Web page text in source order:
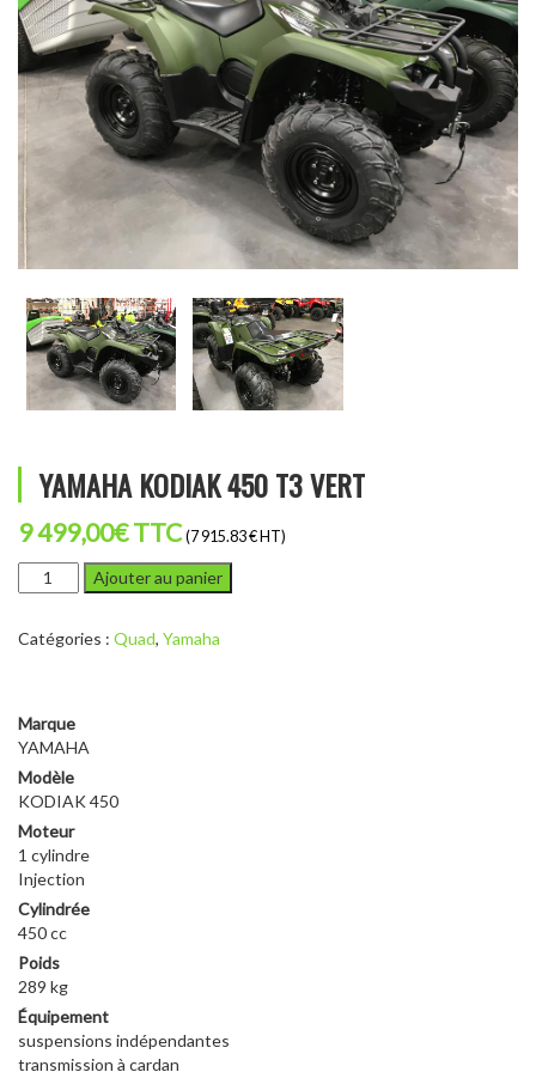
YAMAHA KODIAK 450 T3 VERT
9 499,00€TTC (7 915.83 € HT)
quantité
de
KODIAK
VERT
Ajouter au panier
Catégories : Quad, Yamaha
Marque
YAMAHA
Modèle
KODIAK 450
Moteur
1 cylindre
Injection
Cylindrée
450 cc
Poids
289 kg
Équipement
suspensions indépendantes
transmission à cardan